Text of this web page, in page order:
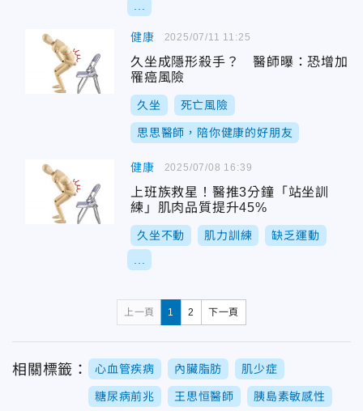
健康
久坐成隱形殺手？ 醫師曝：恐增加
罹癌風險
久坐 死亡風險
思思醫師，陪你健康的好朋友
2025/07/11 11:25
健康
上班族救星！醫推3分鐘「站坐訓
練」肌肉品質提升45%
久坐不動 肌力訓練 缺乏運動
2025/07/08 16:39
上一頁 1 2 下一頁
相關標籤： 心血管疾病 內臟脂肪 肌少症
糖尿病前兆 王思恒醫師 胰島素敏感性